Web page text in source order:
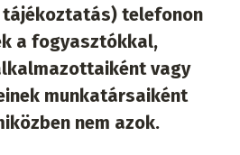
telefonon
a fogyasztókkal,
vagy
munkatársaiként
nem azok.